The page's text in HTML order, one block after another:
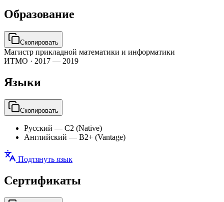
Образование
Скопировать
Магистр прикладной математики и информатики
ИТМО · 2017 — 2019
Языки
Скопировать
Русский — C2 (Native)
Английский — B2+ (Vantage)
Подтянуть язык
Сертификаты